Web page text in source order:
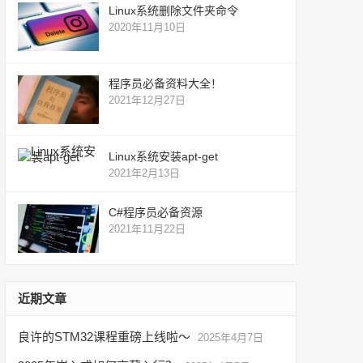
Linux系统删除文件夹命令
2020年11月10日
程序员必备资料大全！
2021年12月27日
Linux系统安装apt-get
2021年2月13日
C#程序员必备资源
2021年11月22日
近期文章
良许的STM32课程重磅上线啦～ 2025年4月7日